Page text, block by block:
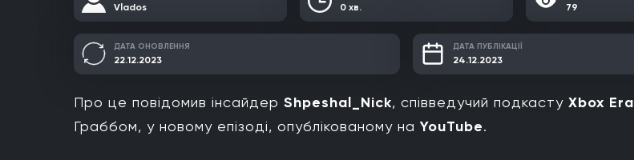
Vlados 0 хв. 79
ДАТА ОНОВЛЕННЯ
22.12.2023
ДАТА ПУБЛІКАЦІЇ
24.12.2023
Про це повідомив інсайдер Shpeshal_Nick, співведучий подкасту Xbox Era
Граббом, у новому епізоді, опублікованому на YouTube.